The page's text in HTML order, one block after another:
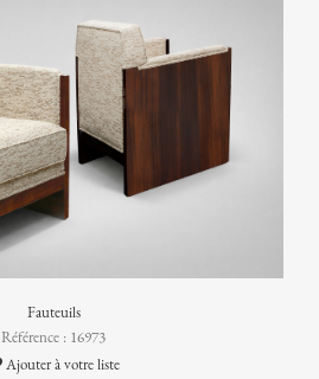
Fauteuils
Référence : 16973
Ajouter à votre liste